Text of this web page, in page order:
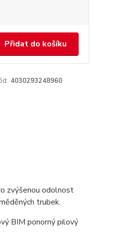
Přidat do košíku
4030293248960
zvýšenou odolnost
trubek.
BIM ponorný pilový